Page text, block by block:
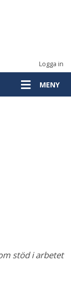
Logga in
MENY
stöd i arbetet